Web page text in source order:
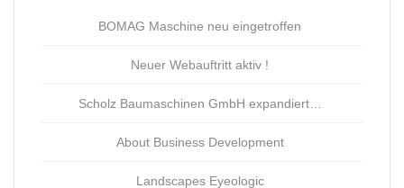
BOMAG Maschine neu eingetroffen
Neuer Webauftritt aktiv !
Scholz Baumaschinen GmbH expandiert…
About Business Development
Landscapes Eyeologic